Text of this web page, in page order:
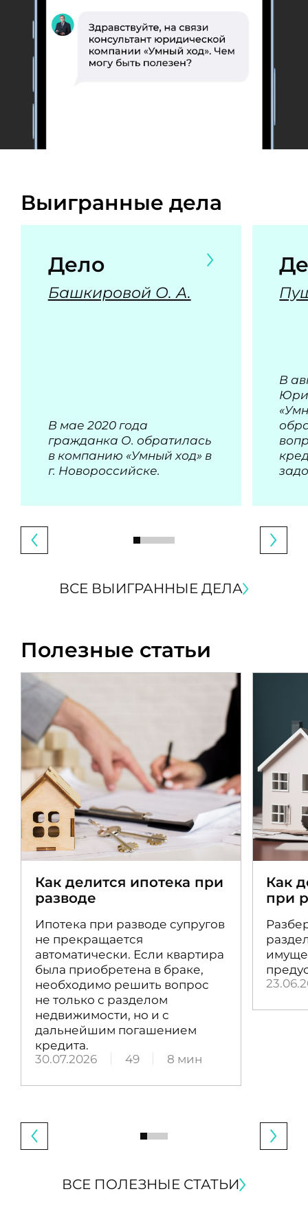
Выигранные дела
Дело
Башкировой О. А.
В мае 2020 года
гражданка О. обратилась
в компанию «Умный ход» в
г. Новороссийске.
В
ВСЕ ВЫИГРАННЫЕ ДЕЛА
Полезные статьи
Как делится ипотека при
разводе
Ипотека при разводе супругов
не прекращается
автоматически. Если квартира
была приобретена в браке,
необходимо решить вопрос
не только с разделом
недвижимости, но и с
дальнейшим погашением
кредита.
30.07.2026
49 8 мин
Как
при
ВСЕ ПОЛЕЗНЫЕ СТАТЬИ